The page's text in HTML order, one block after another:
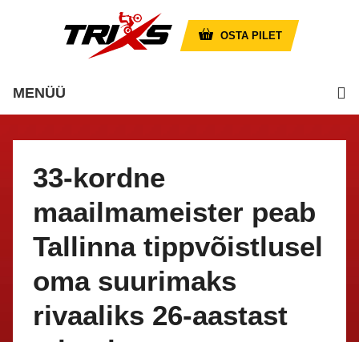
OSTA PILET
MENÜÜ
33-kordne
maailmameister peab
Tallinna tippvõistlusel
oma suurimaks
rivaaliks 26-aastast